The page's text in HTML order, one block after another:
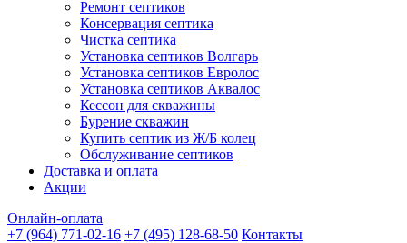
Ремонт септиков
Консервация септика
Чистка септика
Установка септиков Волгарь
Установка септиков Евролос
Установка септиков Аквалос
Кессон для скважины
Бурение скважин
Купить септик из Ж/Б колец
Обслуживание септиков
Доставка и оплата
Акции
Онлайн-оплата
+7 (964) 771-02-16 +7 (495) 128-68-50 Контакты